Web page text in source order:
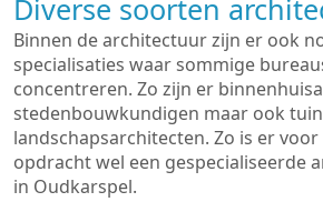
Diverse soorten
Binnen de architectuur zijn er ook
specialisaties waar sommige
concentreren. Zo zijn er
stedenbouwkundigen maar ook
landschapsarchitecten. Zo is er
opdracht wel een gespecialiseerde
in Oudkarspel.